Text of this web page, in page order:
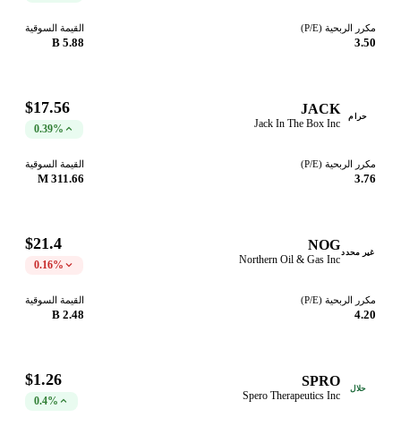
مكرر الربحية (P/E)
3.50
القيمة السوقية
5.88 B
حرام JACK
Jack In The Box Inc
$17.56
0.39%
مكرر الربحية (P/E)
3.76
القيمة السوقية
311.66 M
غير محدد NOG
Northern Oil & Gas Inc
$21.4
0.16%
مكرر الربحية (P/E)
4.20
القيمة السوقية
2.48 B
حلال SPRO
Spero Therapeutics Inc
$1.26
0.4%